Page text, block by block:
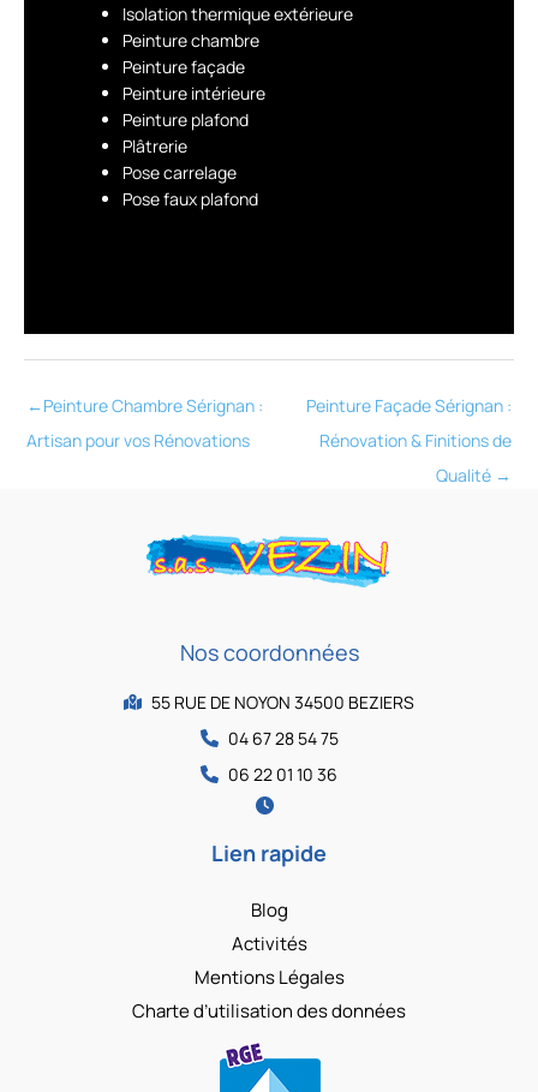
Isolation thermique extérieure
Peinture chambre
Peinture façade
Peinture intérieure
Peinture plafond
Plâtrerie
Pose carrelage
Pose faux plafond
←Peinture Chambre Sérignan :
Artisan pour vos Rénovations
Peinture Façade Sérignan :
Rénovation & Finitions de
Qualité →
Nos coordonnées
55 RUE DE NOYON 34500 BEZIERS
04 67 28 54 75
06 22 01 10 36
Lien rapide
Blog
Activités
Mentions Légales
Charte d’utilisation des données